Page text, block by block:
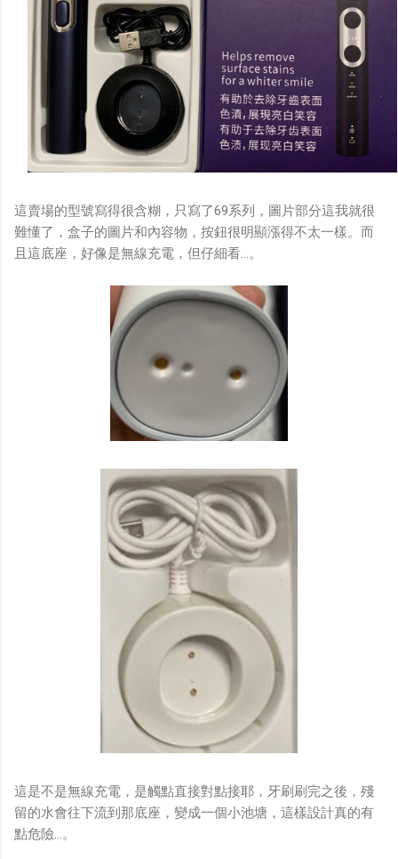
這賣場的型號寫得很含糊，只寫了69系列，圖片部分這我就很
難懂了，盒子的圖片和內容物，按鈕很明顯漲得不太一樣。而
且這底座，好像是無線充電，但仔細看...。
這是不是無線充電，是觸點直接對點接耶，牙刷刷完之後，殘
留的水會往下流到那底座，變成一個小池塘，這樣設計真的有
點危險...。